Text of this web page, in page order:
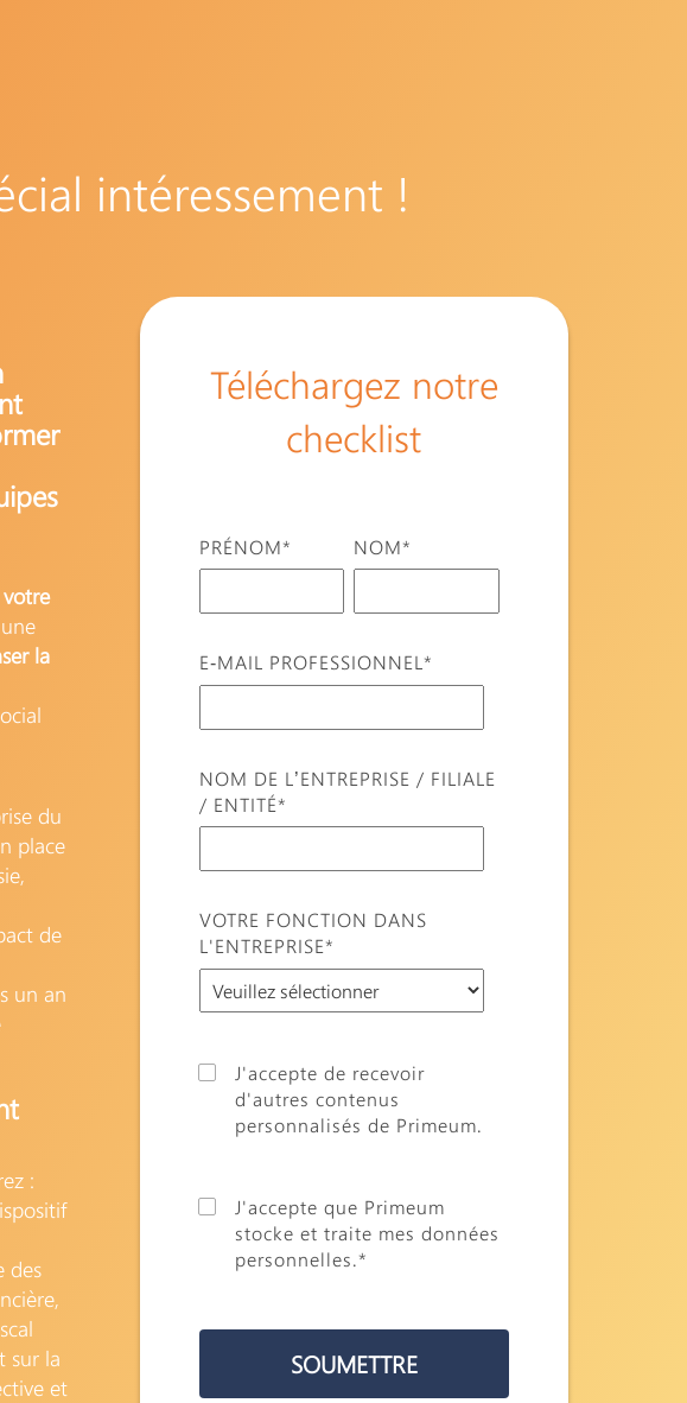
intéressement !
la
du
place
de
un an
:
des
sur la
et
Téléchargez notre
checklist
PRÉNOM* NOM*
E-MAIL PROFESSIONNEL *
NOM DE L’ENTREPRISE / FILIALE
/ ENTITÉ*
VOTRE FONCTION DANS
L'ENTREPRISE*
J'accepte de recevoir
d'autres contenus
personnalisés de Primeum.
J'accepte que Primeum
stocke et traite mes données
personnelles.*